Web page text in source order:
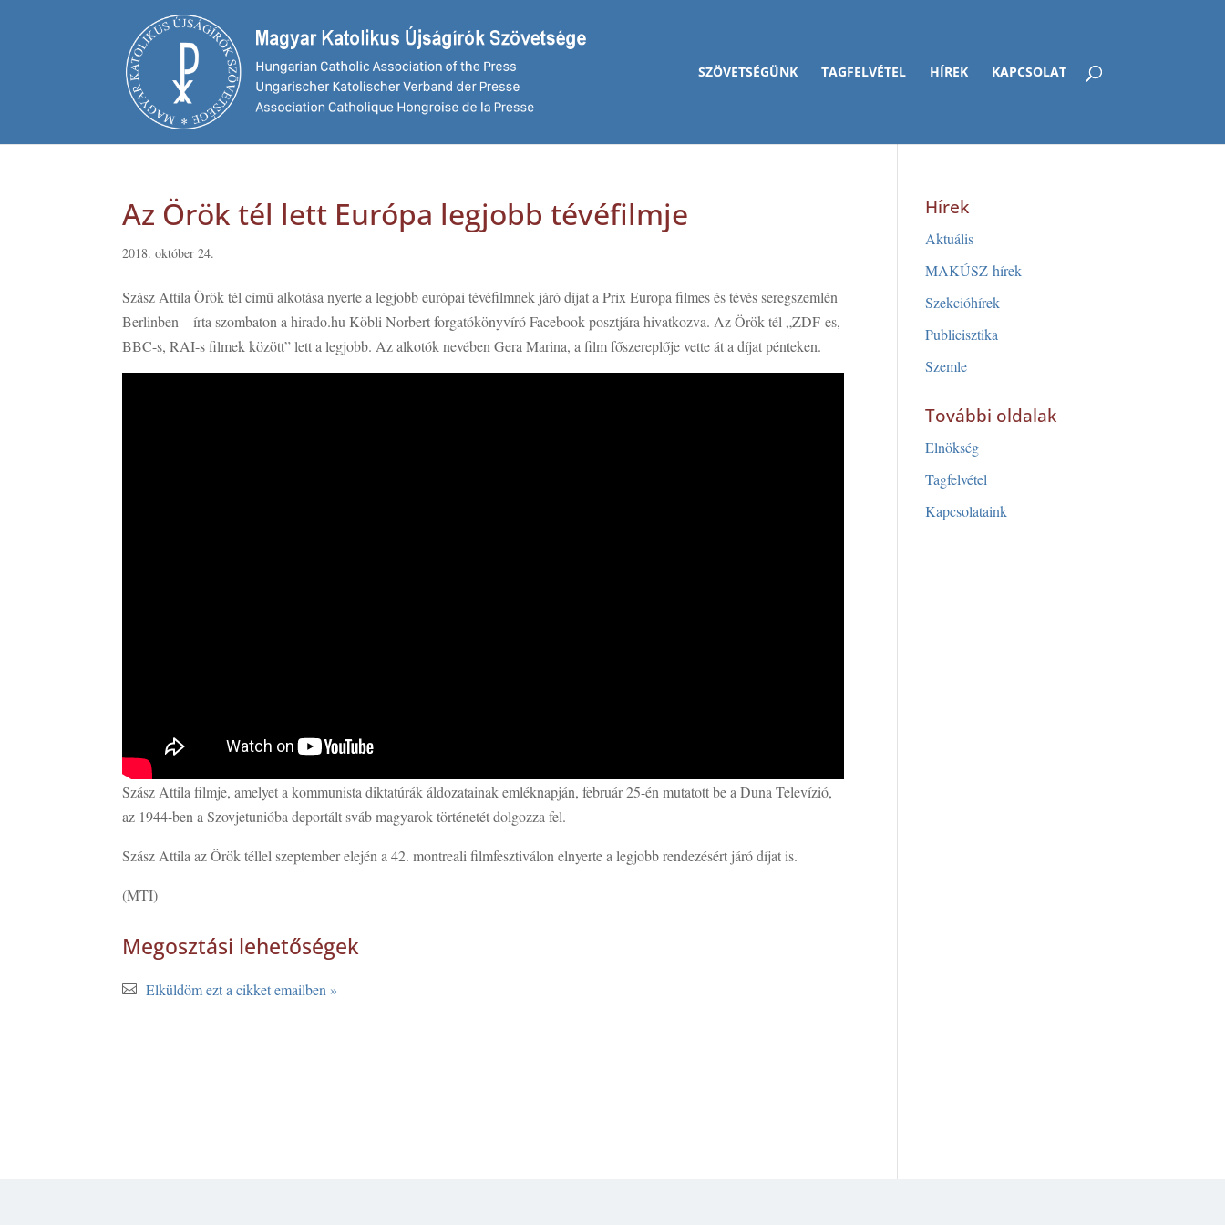
SZÖVETSÉGÜNK TAGFELVÉTEL HÍREK KAPCSOLAT
Az Örök tél lett Európa legjobb tévéfilmje
2018. október 24.
Szász Attila Örök tél című alkotása nyerte a legjobb európai tévéfilmnek járó díjat a Prix Europa filmes és tévés seregszemlén
Berlinben – írta szombaton a hirado.hu Köbli Norbert forgatókönyvíró Facebook-posztjára hivatkozva. Az Örök tél „ZDF-es,
BBC-s, RAI-s filmek között” lett a legjobb. Az alkotók nevében Gera Marina, a film főszereplője vette át a díjat pénteken.
Szász Attila filmje, amelyet a kommunista diktatúrák áldozatainak emléknapján, február 25-én mutatott be a Duna Televízió,
az 1944-ben a Szovjetunióba deportált sváb magyarok történetét dolgozza fel.
Szász Attila az Örök téllel szeptember elején a 42. montreali filmfesztiválon elnyerte a legjobb rendezésért járó díjat is.
(MTI)
Megosztási lehetőségek
Elküldöm ezt a cikket emailben »
Hírek
Aktuális
MAKÚSZ-hírek
Szekcióhírek
Publicisztika
Szemle
További oldalak
Elnökség
Tagfelvétel
Kapcsolataink